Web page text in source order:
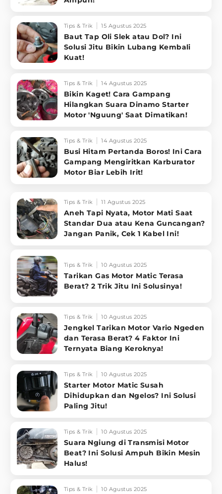
Tips & Trik 15 Agustus 2025
Baut Tap Oli Slek atau Dol? Ini
Solusi Jitu Bikin Lubang Kembali
Kuat!
Tips & Trik 14 Agustus 2025
Bikin Kaget! Cara Gampang
Hilangkan Suara Dinamo Starter
Motor 'Nguung' Saat Dimatikan!
Tips & Trik 14 Agustus 2025
Busi Hitam Pertanda Boros! Ini Cara
Gampang Mengiritkan Karburator
Motor Biar Lebih Irit!
Tips & Trik 11 Agustus 2025
Aneh Tapi Nyata, Motor Mati Saat
Standar Dua atau Kena Guncangan?
Jangan Panik, Cek 1 Kabel Ini!
Tips & Trik 10 Agustus 2025
Tarikan Gas Motor Matic Terasa
Berat? 2 Trik Jitu Ini Solusinya!
Tips & Trik 10 Agustus 2025
Jengkel Tarikan Motor Vario Ngeden
dan Terasa Berat? 4 Faktor Ini
Ternyata Biang Keroknya!
Tips & Trik 10 Agustus 2025
Starter Motor Matic Susah
Dihidupkan dan Ngelos? Ini Solusi
Paling Jitu!
Tips & Trik 10 Agustus 2025
Suara Ngiung di Transmisi Motor
Beat? Ini Solusi Ampuh Bikin Mesin
Halus!
Tips & Trik 10 Agustus 2025